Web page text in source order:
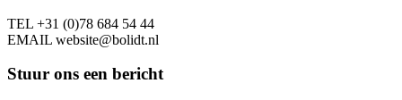
TEL +31 (0)78 684 54 44
EMAIL website@bolidt.nl
Stuur ons een bericht